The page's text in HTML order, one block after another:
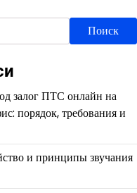
Поиск
залог ПТС онлайн на
порядок, требования и
и принципы звучания